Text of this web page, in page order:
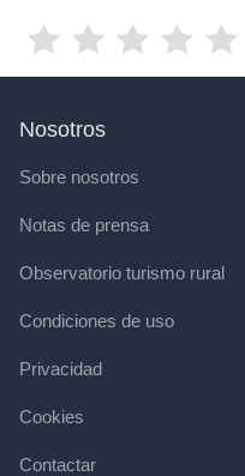
Nosotros
Sobre nosotros
Notas de prensa
Observatorio turismo rural
Condiciones de uso
Privacidad
Cookies
Contactar